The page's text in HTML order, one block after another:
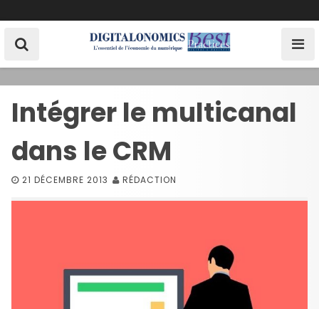
k
Intégrer le multicanal
dans le CRM
21 DÉCEMBRE 2013 RÉDACTION